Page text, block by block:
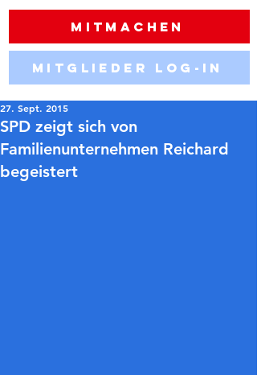
Mitglieder Log-in
Mitmachen
SPD zeigt sich von
Familienunternehmen Reichard
begeistert
27. Sept. 2015